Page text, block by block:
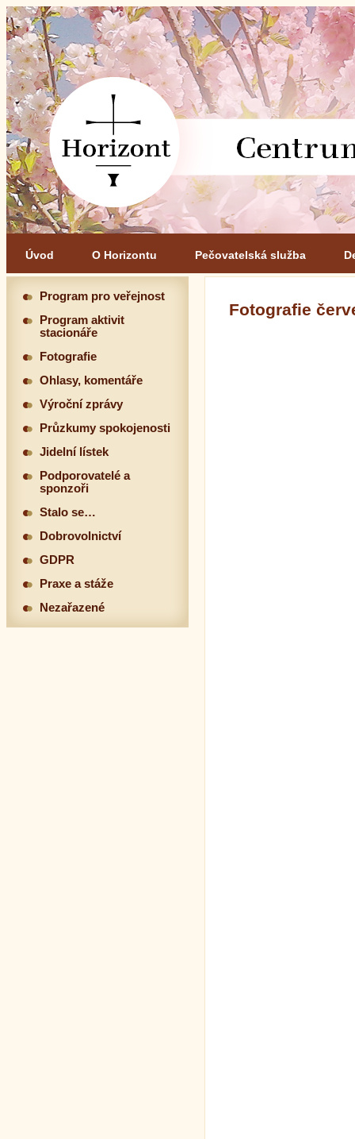
Úvod O Horizontu Pečovatelská služba
Fotografie
Program pro veřejnost
Program aktivit
stacionáře
Fotografie
Ohlasy, komentáře
Výroční zprávy
Průzkumy spokojenosti
Jidelní lístek
Podporovatelé a
sponzoři
Stalo se…
Dobrovolnictví
GDPR
Praxe a stáže
Nezařazené